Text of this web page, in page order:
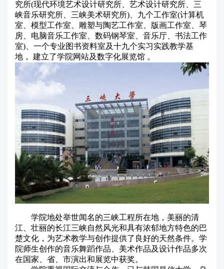
究所(现代环境艺术设计研究所、艺术设计研究所、三
峡音乐研究所、三峡美术研究所)、九个工作室(计算机
室、模型工作室、雕塑与陶艺工作室、版画工作室、琴
房、电脑音乐工作室、数码钢琴室、音乐厅、书法工作
室)、一个专业图书资料室及十九个实习实践教学基
地， 建立了学院网站及数字化展览馆 。
学院地处举世闻名的三峡工程所在地，美丽的清
江、壮丽的长江三峡自然风光和具有浓郁地方特色的巴
楚文化，为艺术教学与创作提供了良好的天然条件。学
院师生创作的音乐舞蹈作品、美术作品及设计作品多次
在国家、省、市演出和展览中获奖。